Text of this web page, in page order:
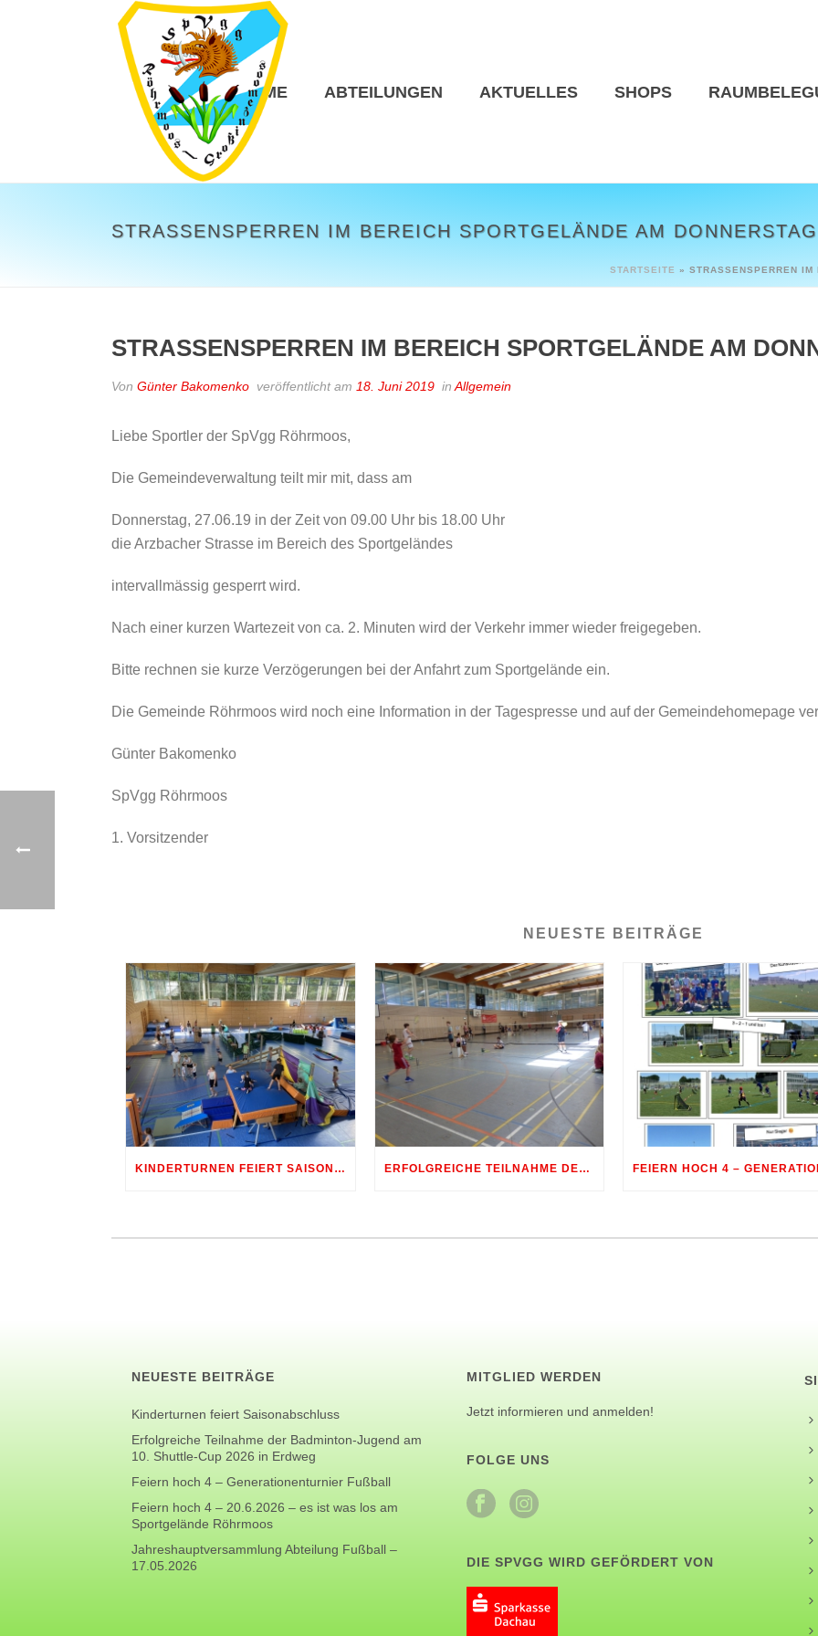
HOME ABTEILUNGEN AKTUELLES SHOPS
STRASSENSPERREN IM BEREICH SPORTGELÄNDE AM
STARTSEITE » STRASSENSPERREN
STRASSENSPERREN IM BEREICH SPORTGELÄNDE AM
Von Günter Bakomenko veröffentlicht am 18. Juni 2019 in Allgemein
Liebe Sportler der SpVgg Röhrmoos,
Die Gemeindeverwaltung teilt mir mit, dass am
Donnerstag, 27.06.19 in der Zeit von 09.00 Uhr bis 18.00 Uhr
die Arzbacher Strasse im Bereich des Sportgeländes
intervallmässig gesperrt wird.
Nach einer kurzen Wartezeit von ca. 2. Minuten wird der Verkehr immer wieder freigegeben.
Bitte rechnen sie kurze Verzögerungen bei der Anfahrt zum Sportgelände ein.
Die Gemeinde Röhrmoos wird noch eine Information in der Tagespresse und auf der Gemeindehomepage
Günter Bakomenko
SpVgg Röhrmoos
1. Vorsitzender
NEUESTE BEITRÄGE
KINDERTURNEN FEIERT SAISONABSCHLUSS ERFOLGREICHE TEILNAHME DER BADMINTON-JUGEND AM 10. SHUTTLE-CUP 2026 IN ERDWEG
NEUESTE BEITRÄGE
Kinderturnen feiert Saisonabschluss
Erfolgreiche Teilnahme der Badminton-Jugend am
10. Shuttle-Cup 2026 in Erdweg
Feiern hoch 4 – Generationenturnier Fußball
Feiern hoch 4 – 20.6.2026 – es ist was los am
Sportgelände Röhrmoos
Jahreshauptversammlung Abteilung Fußball –
17.05.2026
MITGLIED WERDEN
Jetzt informieren und anmelden!
FOLGE UNS
DIE SPVGG WIRD GEFÖRDERT VON